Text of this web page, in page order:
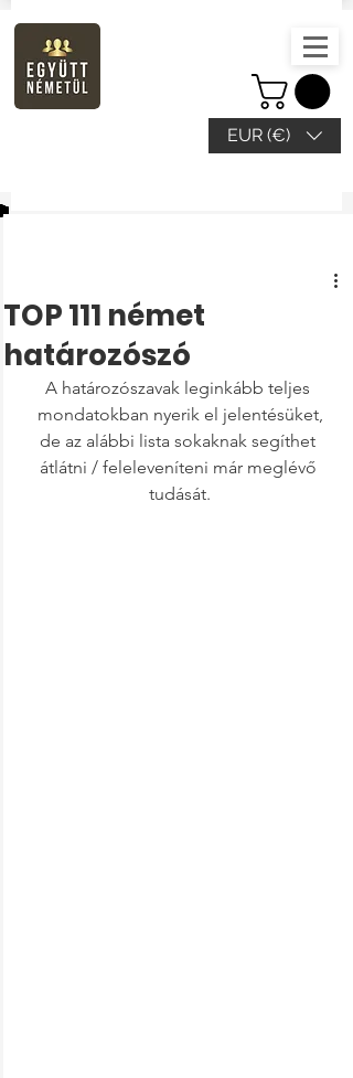
EUR (€)
TOP 111 német
határozószó
A határozószavak leginkább teljes
mondatokban nyerik el jelentésüket,
de az alábbi lista sokaknak segíthet
átlátni / feleleveníteni már meglévő
tudását.